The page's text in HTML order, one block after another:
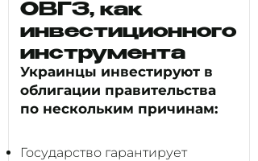
ОВГЗ, как
инвестиционного
инструмента
Государство гарантирует
Украинцы инвестируют в
облигации правительства
по нескольким причинам: